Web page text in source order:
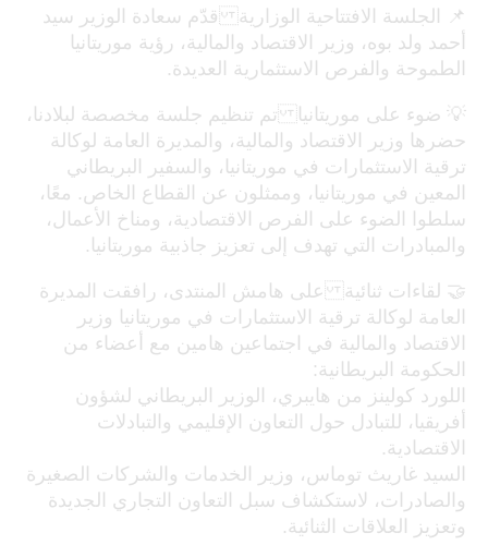
📌 الجلسة الافتتاحية الوزارية قدّم سعادة الوزير سيد
أحمد ولد بوه، وزير الاقتصاد والمالية، رؤية موريتانيا
الطموحة والفرص الاستثمارية العديدة.
💡 ضوء على موريتانيا تم تنظيم جلسة مخصصة لبلادنا،
حضرها وزير الاقتصاد والمالية، والمديرة العامة لوكالة
ترقية الاستثمارات في موريتانيا، والسفير البريطاني
المعين في موريتانيا، وممثلون عن القطاع الخاص. معًا،
سلطوا الضوء على الفرص الاقتصادية، ومناخ الأعمال،
والمبادرات التي تهدف إلى تعزيز جاذبية موريتانيا.
🤝 لقاءات ثنائية على هامش المنتدى، رافقت المديرة
العامة لوكالة ترقية الاستثمارات في موريتانيا وزير
الاقتصاد والمالية في اجتماعين هامين مع أعضاء من
الحكومة البريطانية:
اللورد كولينز من هايبري، الوزير البريطاني لشؤون
أفريقيا، للتبادل حول التعاون الإقليمي والتبادلات
الاقتصادية.
السيد غاريث توماس، وزير الخدمات والشركات الصغيرة
والصادرات، لاستكشاف سبل التعاون التجاري الجديدة
وتعزيز العلاقات الثنائية.